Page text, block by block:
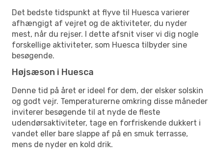
Det bedste tidspunkt at flyve til Huesca varierer
afhængigt af vejret og de aktiviteter, du nyder
mest, når du rejser. I dette afsnit viser vi dig nogle
forskellige aktiviteter, som Huesca tilbyder sine
besøgende.
Højsæson i Huesca
Denne tid på året er ideel for dem, der elsker solskin
og godt vejr. Temperaturerne omkring disse måneder
inviterer besøgende til at nyde de fleste
udendørsaktiviteter, tage en forfriskende dukkert i
vandet eller bare slappe af på en smuk terrasse,
mens de nyder en kold drik.